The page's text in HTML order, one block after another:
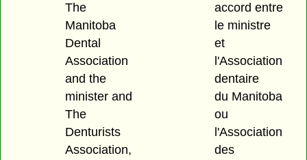
The
Manitoba
Dental
Association
and the
minister and
The
Denturists
Association,
accord entre
le ministre
et
l'Association
dentaire
du Manitoba
ou
l'Association
des